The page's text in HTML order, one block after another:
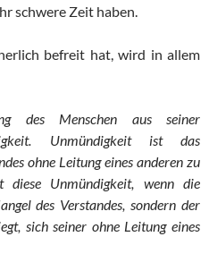
schwere Zeit haben.
befreit hat, wird in allem
des Menschen aus seiner
Unmündigkeit ist das
ohne Leitung eines anderen zu
diese Unmündigkeit, wenn die
des Verstandes, sondern der
sich seiner ohne Leitung eines